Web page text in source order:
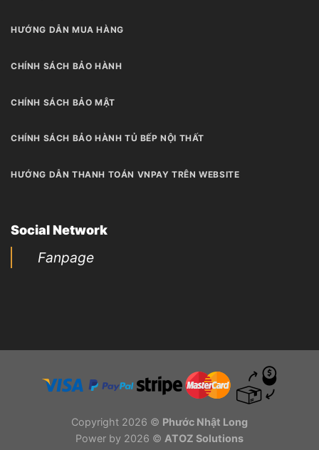
HƯỚNG DẪN MUA HÀNG
CHÍNH SÁCH BẢO HÀNH
CHÍNH SÁCH BẢO MẬT
CHÍNH SÁCH BẢO HÀNH TỦ BẾP NỘI THẤT
HƯỚNG DẪN THANH TOÁN VNPAY TRÊN WEBSITE
Social Network
Fanpage
Copyright 2026 © Phước Nhật Long
Power by 2026 © ATOZ Solutions